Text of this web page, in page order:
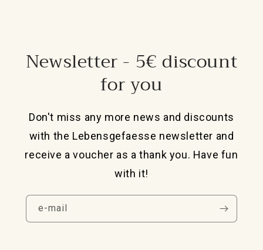
Newsletter - 5€ discount
for you
Don't miss any more news and discounts
with the Lebensgefaesse newsletter and
receive a voucher as a thank you. Have fun
with it!
e-mail